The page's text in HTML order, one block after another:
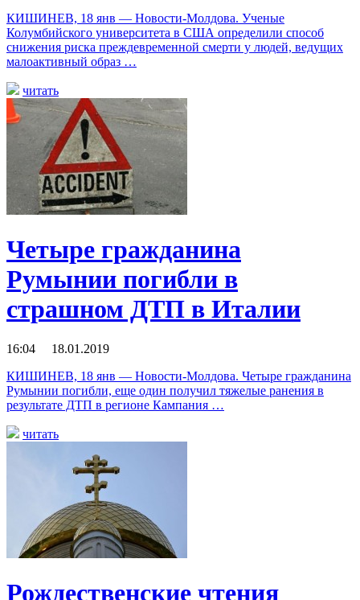
КИШИНЕВ, 18 янв — Новости-Молдова. Ученые
Колумбийского университета в США определили способ
снижения риска преждевременной смерти у людей, ведущих
малоактивный образ …
читать
Четыре гражданина
Румынии погибли в
страшном ДТП в Италии
16:04 18.01.2019
КИШИНЕВ, 18 янв — Новости-Молдова. Четыре гражданина
Румынии погибли, еще один получил тяжелые ранения в
результате ДТП в регионе Кампания …
читать
Рождественские чтения